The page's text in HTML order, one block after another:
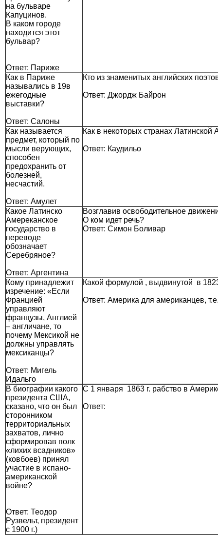
на бульваре
Капуцинов.
В каком городе
находится этот
бульвар?
Ответ: Париже
Как в Париже
назывались в 19в
ежегодные
выставки?
Ответ: Салоны
Кто из знаменитых английских
Ответ: Джордж Байрон
Как называется
предмет, который по
мысли верующих,
способен
предохранить от
болезней,
несчастий.
Ответ: Амулет
Как в некоторых странах
Ответ: Каудильо
Какое Латинско
Амереканское
государство в
переводе
обозначает
Серебряное?
Ответ: Аргентина
Возглавив освободительное
О ком идет речь?
Ответ: Симон Боливар
Кому принадлежит
изречение: «Если
Францией
управляют
французы, Англией
– англичане, то
почему Мексикой не
должны управлять
мексиканцы?
Ответ: Мигель
Идальго
Какой формулой , выдвинутой в
Ответ: Америка для американцев,
В биографии какого
президента США,
сказано, что он был
сторонником
территориальных
захватов, лично
сформировав полк
«лихих всадников»
(ковбоев) принял
участие в испано-
американской
войне?
Ответ: Теодор
Рузвельт, президент
с 1900 г.)
С 1 января 1863 г. рабство в
Ответ: